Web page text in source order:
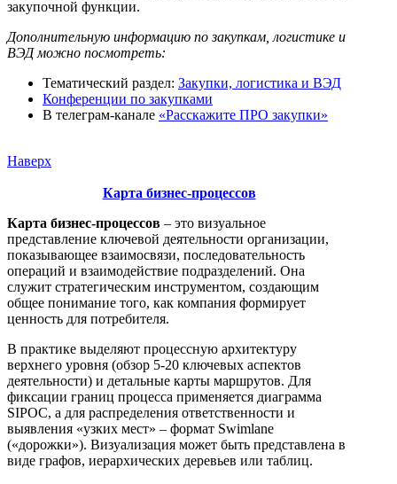
закупочной функции.
Дополнительную информацию по закупкам, логистике и
ВЭД можно посмотреть:
Тематический раздел: Закупки, логистика и ВЭД
Конференции по закупками
В телеграм-канале «Расскажите ПРО закупки»
Наверх
Карта бизнес-процессов
Карта бизнес-процессов – это визуальное
представление ключевой деятельности организации,
показывающее взаимосвязи, последовательность
операций и взаимодействие подразделений. Она
служит стратегическим инструментом, создающим
общее понимание того, как компания формирует
ценность для потребителя.
В практике выделяют процессную архитектуру
верхнего уровня (обзор 5-20 ключевых аспектов
деятельности) и детальные карты маршрутов. Для
фиксации границ процесса применяется диаграмма
SIPOC, а для распределения ответственности и
выявления «узких мест» – формат Swimlane
(«дорожки»). Визуализация может быть представлена в
виде графов, иерархических деревьев или таблиц.